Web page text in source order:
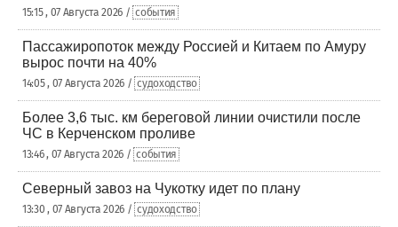
15:15 , 07 Августа 2026 / события
Пассажиропоток между Россией и Китаем по Амуру
вырос почти на 40%
14:05 , 07 Августа 2026 / судоходство
Более 3,6 тыс. км береговой линии очистили после
ЧС в Керченском проливе
13:46 , 07 Августа 2026 / события
Северный завоз на Чукотку идет по плану
13:30 , 07 Августа 2026 / судоходство